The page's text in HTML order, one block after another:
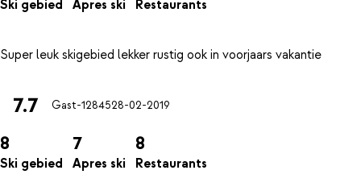
Ski gebied Apres ski Restaurants
7.7 Gast-1284528-02-2019
8
Ski gebied
7
Apres ski
8
Restaurants